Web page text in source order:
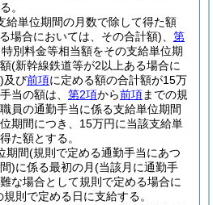
。
給単位期間の月数で除して得た額
場合においては、その合計額)
第
別料金等相当額をその支給単位期
(新幹線鉄道等が2以上ある場合に
及び前項に定める額の合計額が15万
当の額は、 第2項から前項までの規
員の通勤手当に係る支給単位期間
期間につき、15万円に当該支給単
た額とする。
期間(規則で定める通勤手当にあつ
)に係る最初の月(当該月に通勤手
な場合として規則で定める場合に
規則で定める日に支給する。